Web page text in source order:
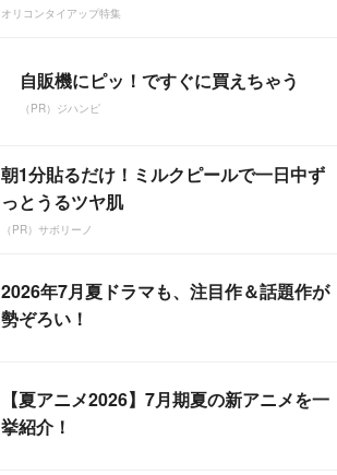
オリコンタイアップ特集
自販機にピッ！ですぐに買えちゃう
（PR）ジハンピ
朝1分貼るだけ！ミルクピールで一日中ず
っとうるツヤ肌
（PR）サボリーノ
2026年7月夏ドラマも、注目作＆話題作が
勢ぞろい！
【夏アニメ2026】7月期夏の新アニメを一
挙紹介！